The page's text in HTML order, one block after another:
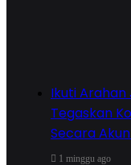
Ikuti Arahan
Tegaskan
Secara
1 minggu ago